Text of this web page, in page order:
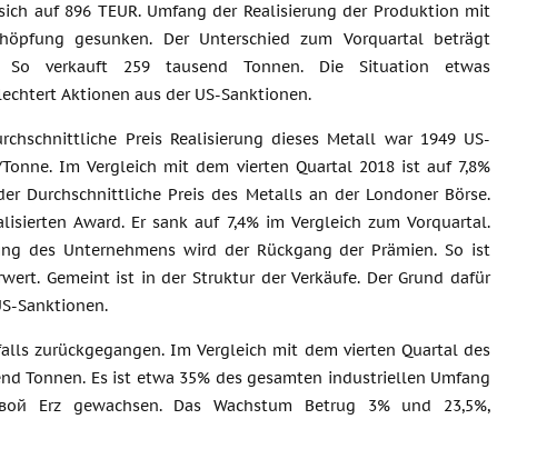
auf 896 TEUR. Umfang der Realisierung der Produktion mit
gesunken. Der Unterschied zum Vorquartal beträgt
So verkauft 259 tausend Tonnen. Die Situation etwas
Aktionen aus der US-Sanktionen.
Preis Realisierung dieses Metall war 1949 US-
Im Vergleich mit dem vierten Quartal 2018 ist auf 7,8%
Durchschnittliche Preis des Metalls an der Londoner Börse.
Award. Er sank auf 7,4% im Vergleich zum Vorquartal.
des Unternehmens wird der Rückgang der Prämien. So ist
Gemeint ist in der Struktur der Verkäufe. Der Grund dafür
Sanktionen.
zurückgegangen. Im Vergleich mit dem vierten Quartal des
Tonnen. Es ist etwa 35% des gesamten industriellen Umfang
Erz gewachsen. Das Wachstum Betrug 3% und 23,5%,